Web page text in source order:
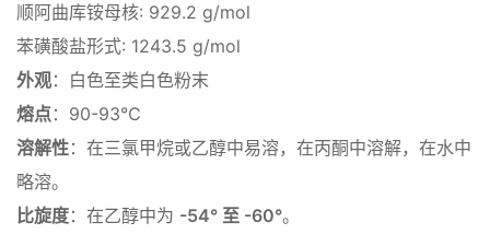
顺阿曲库铵母核: 929.2 g/mol
苯磺酸盐形式: 1243.5 g/mol
外观：白色至类白色粉末
熔点：90-93℃
溶解性：在三氯甲烷或乙醇中易溶，在丙酮中溶解，在水中
略溶。
比旋度：在乙醇中为 -54° 至 -60°。